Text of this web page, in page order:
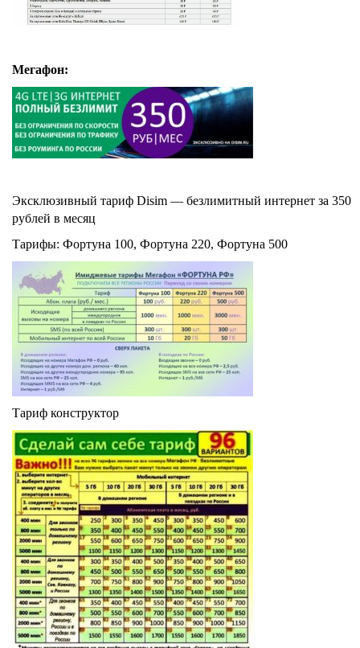
Мегафон:
Эксклюзивный тариф Disim — безлимитный интернет за 350
рублей в месяц
Тарифы: Фортуна 100, Фортуна 220, Фортуна 500
Тариф конструктор